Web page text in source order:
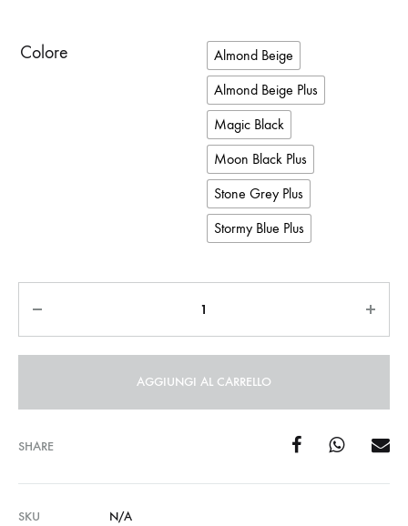
prezzo:
da
€229,95
a
€259,95
Colore
Almond Beige
Almond Beige Plus
Magic Black
Moon Black Plus
Stone Grey Plus
Stormy Blue Plus
AGGIUNGI AL CARRELLO
SHARE
SKU
N/A